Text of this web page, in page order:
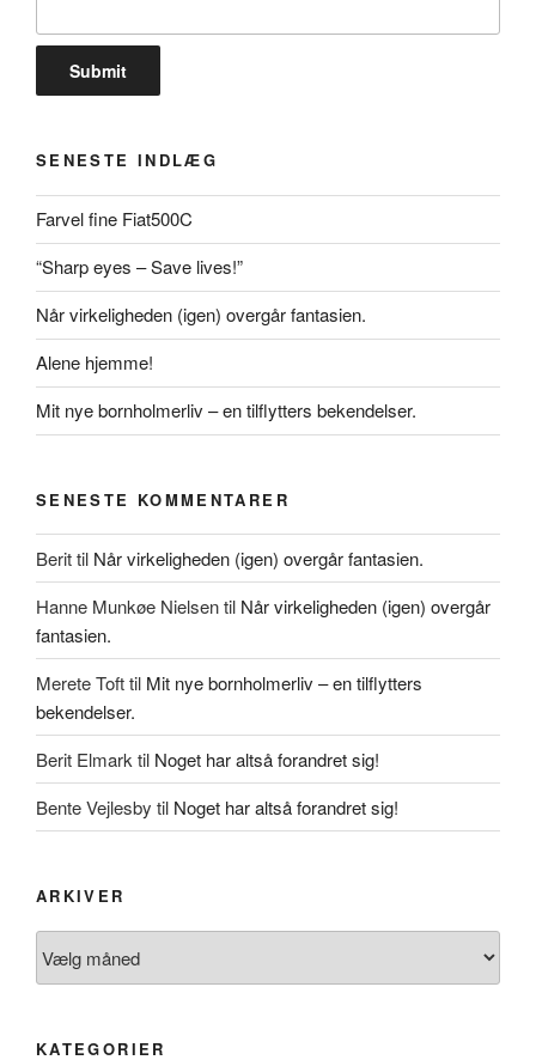
SENESTE INDLÆG
Farvel fine Fiat500C
“Sharp eyes – Save lives!”
Når virkeligheden (igen) overgår fantasien.
Alene hjemme!
Mit nye bornholmerliv – en tilflytters bekendelser.
SENESTE KOMMENTARER
Berittil Når virkeligheden (igen) overgår fantasien.
Hanne Munkøe Nielsentil Når virkeligheden (igen) overgår
fantasien.
Merete Tofttil Mit nye bornholmerliv – en tilflytters
bekendelser.
Berit Elmark til Noget har altså forandret sig!
Bente Vejlesby til Noget har altså forandret sig!
ARKIVER
KATEGORIER